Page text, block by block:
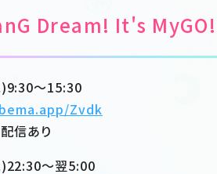
Dream! It's
～15:30
Zvdk
信あり
～翌5:00